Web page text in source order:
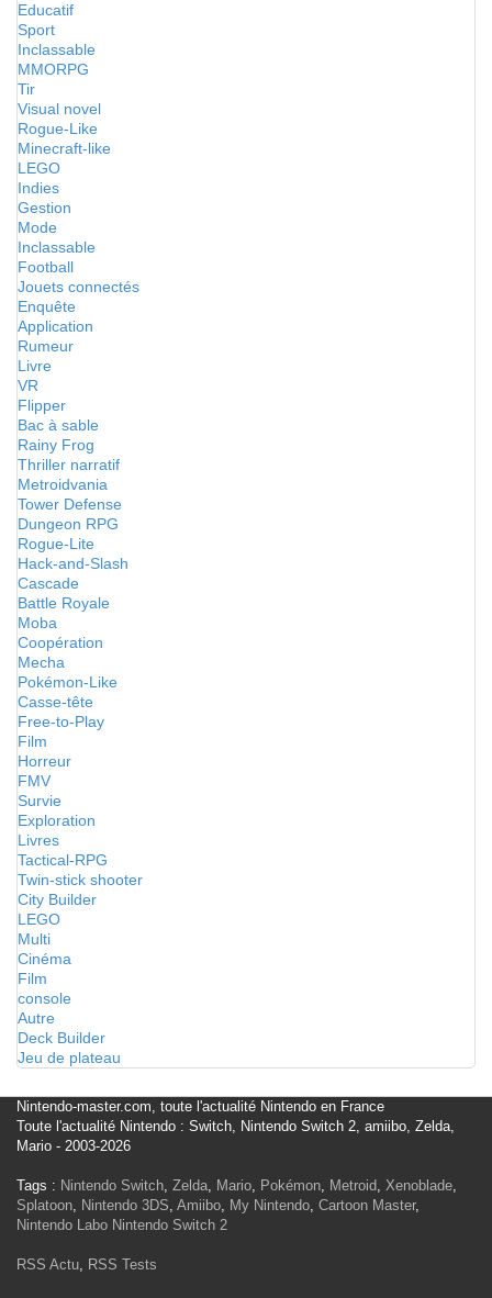
Educatif
Sport
Inclassable
MMORPG
Tir
Visual novel
Rogue-Like
Minecraft-like
LEGO
Indies
Gestion
Mode
Inclassable
Football
Jouets connectés
Enquête
Application
Rumeur
Livre
VR
Flipper
Bac à sable
Rainy Frog
Thriller narratif
Metroidvania
Tower Defense
Dungeon RPG
Rogue-Lite
Hack-and-Slash
Cascade
Battle Royale
Moba
Coopération
Mecha
Pokémon-Like
Casse-tête
Free-to-Play
Film
Horreur
FMV
Survie
Exploration
Livres
Tactical-RPG
Twin-stick shooter
City Builder
LEGO
Multi
Cinéma
Film
console
Autre
Deck Builder
Jeu de plateau
Nintendo-master.com, toute l'actualité Nintendo en France
Toute l'actualité Nintendo : Switch, Nintendo Switch 2, amiibo, Zelda,
Mario - 2003-2026
Tags : Nintendo Switch, Zelda, Mario, Pokémon, Metroid, Xenoblade,
Splatoon, Nintendo 3DS, Amiibo, My Nintendo, Cartoon Master,
Nintendo Labo Nintendo Switch 2
RSS Actu, RSS Tests